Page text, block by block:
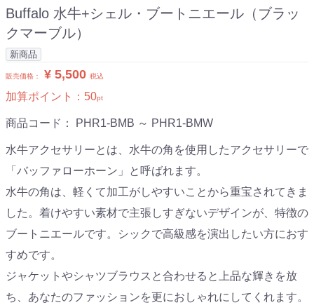
Buffalo 水牛+シェル・ブートニエール（ブラッ
クマーブル）
新商品
販売価格： ¥ 5,500 税込
加算ポイント： 50pt
商品コード： PHR1-BMB ～ PHR1-BMW
水牛アクセサリーとは、水牛の角を使用したアクセサリーで
「バッファローホーン」と呼ばれます。
水牛の角は、軽くて加工がしやすいことから重宝されてきま
した。着けやすい素材で主張しすぎないデザインが、特徴の
ブートニエールです。シックで高級感を演出したい方におす
すめです。
ジャケットやシャツブラウスと合わせると上品な輝きを放
ち、あなたのファッションを更におしゃれにしてくれます。